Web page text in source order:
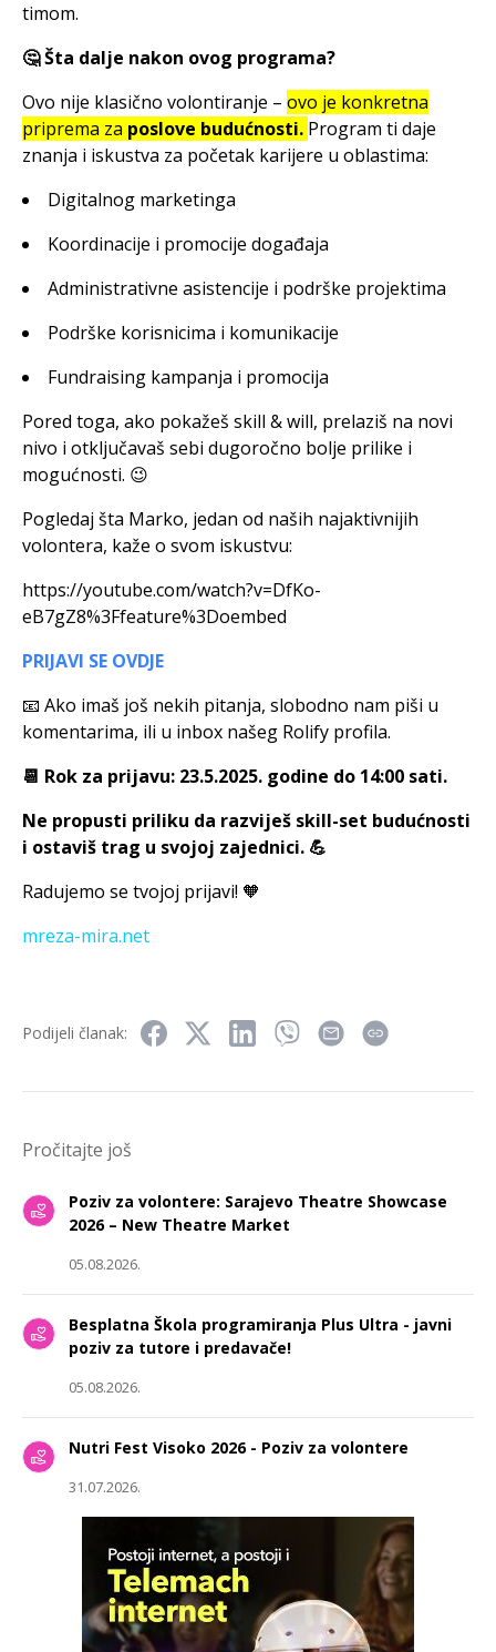
timom.
🤔 Šta dalje nakon ovog programa?
Ovo nije klasično volontiranje – ovo je konkretna
priprema za poslove budućnosti. Program ti daje
znanja i iskustva za početak karijere u oblastima:
Digitalnog marketinga
Koordinacije i promocije događaja
Administrativne asistencije i podrške projektima
Podrške korisnicima i komunikacije
Fundraising kampanja i promocija
Pored toga, ako pokažeš skill & will, prelaziš na novi
nivo i otključavaš sebi dugoročno bolje prilike i
mogućnosti. 😉
Pogledaj šta Marko, jedan od naših najaktivnijih
volontera, kaže o svom iskustvu:
https://youtube.com/watch?v=DfKo-
eB7gZ8%3Ffeature%3Doembed
PRIJAVI SE OVDJE
📧 Ako imaš još nekih pitanja, slobodno nam piši u
komentarima, ili u inbox našeg Rolify profila.
📆 Rok za prijavu: 23.5.2025. godine do 14:00 sati.
Ne propusti priliku da razviješ skill-set budućnosti
i ostaviš trag u svojoj zajednici. 💪
Radujemo se tvojoj prijavi! 🧡
mreza-mira.net
Podijeli članak:
Pročitajte još
Poziv za volontere: Sarajevo Theatre Showcase
2026 – New Theatre Market
05.08.2026.
Besplatna Škola programiranja Plus Ultra - javni
poziv za tutore i predavače!
05.08.2026.
Nutri Fest Visoko 2026 - Poziv za volontere
31.07.2026.